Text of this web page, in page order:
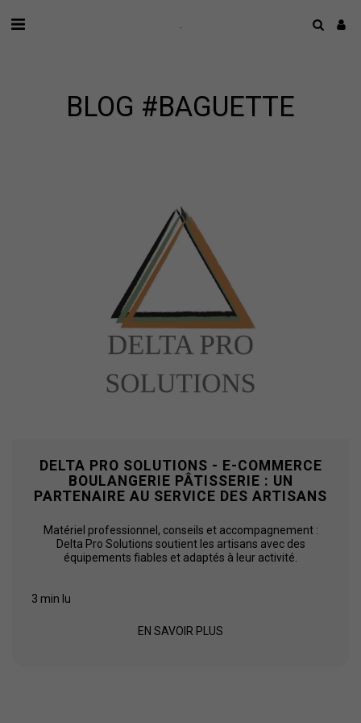
BLOG #BAGUETTE
DELTA PRO SOLUTIONS - E-COMMERCE
BOULANGERIE PÂTISSERIE : UN
PARTENAIRE AU SERVICE DES ARTISANS
Matériel professionnel, conseils et accompagnement :
Delta Pro Solutions soutient les artisans avec des
équipements fiables et adaptés à leur activité.
3 min lu
EN SAVOIR PLUS